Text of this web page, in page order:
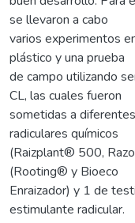
se llevaron a cabo
varios experimentos
plástico y una prueba
de campo utilizando
CL, las cuales fueron
sometidas a
radiculares químicos
(Raizplant® 500,
(Rooting® y Bioeco
Enraizador) y 1 de
estimulante radicular.